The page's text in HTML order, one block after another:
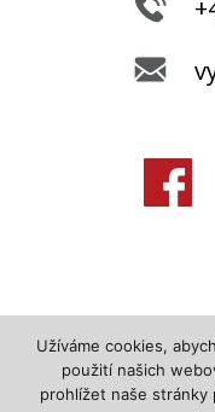
Užíváme cookies,
použití našich
prohlížet naše stránky